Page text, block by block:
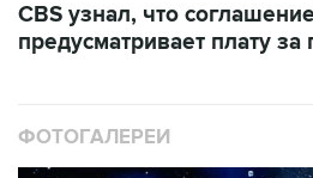
CBS узнал, что
предусматривает плату
ФОТОГАЛЕРЕИ